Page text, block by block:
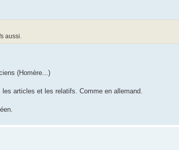
aussi.
(Homère...)
articles et les relatifs. Comme en allemand.